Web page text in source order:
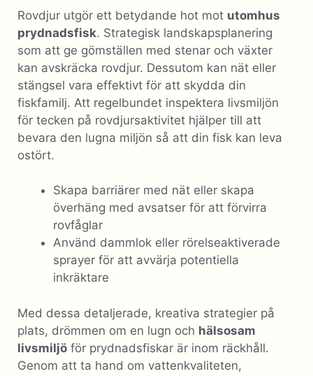
Rovdjur utgör ett betydande hot mot utomhus
prydnadsfisk. Strategisk landskapsplanering
som att ge gömställen med stenar och växter
kan avskräcka rovdjur. Dessutom kan nät eller
stängsel vara effektivt för att skydda din
fiskfamilj. Att regelbundet inspektera livsmiljön
för tecken på rovdjursaktivitet hjälper till att
bevara den lugna miljön så att din fisk kan leva
ostört.
Skapa barriärer med nät eller skapa
överhäng med avsatser för att förvirra
rovfåglar
Använd dammlok eller rörelseaktiverade
sprayer för att avvärja potentiella
inkräktare
Med dessa detaljerade, kreativa strategier på
plats, drömmen om en lugn och hälsosam
livsmiljö för prydnadsfiskar är inom räckhåll.
Genom att ta hand om vattenkvaliteten,